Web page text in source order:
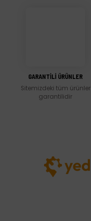
GARANTİLİ ÜRÜNLER
Sitemizdeki tüm ürünler
garantilidir